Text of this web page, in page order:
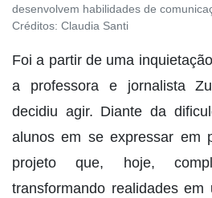
desenvolvem habilidades de
Créditos: Claudia Santi
Foi a partir de uma
a professora e jornalista
decidiu agir. Diante da
alunos em se expressar em
projeto que, hoje,
transformando realidades em